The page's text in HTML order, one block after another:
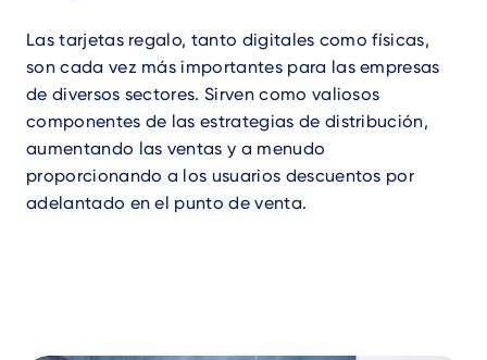
Las tarjetas regalo, tanto digitales como físicas,
son cada vez más importantes para las empresas
de diversos sectores. Sirven como valiosos
componentes de las estrategias de distribución,
aumentando las ventas y a menudo
proporcionando a los usuarios descuentos por
adelantado en el punto de venta.